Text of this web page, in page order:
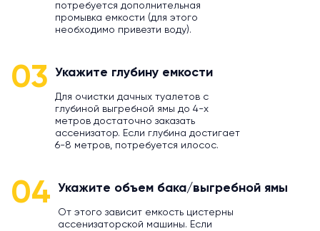
потребуется дополнительная
промывка емкости (для этого
необходимо привезти воду).
03 Укажите глубину емкости
Для очистки дачных туалетов с
глубиной выгребной ямы до 4-х
метров достаточно заказать
ассенизатор. Если глубина достигает
6-8 метров, потребуется илосос.
04 Укажите объем бака/выгребной ямы
От этого зависит емкость цистерны
ассенизаторской машины. Если